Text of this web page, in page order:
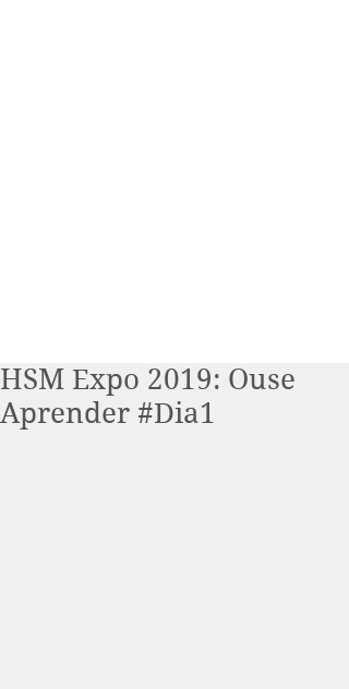
HSM Expo 2019: Ouse
Aprender #Dia1